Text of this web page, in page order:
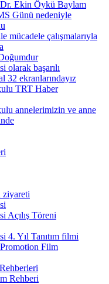
Ekin Öykü Baylam
Günü nedeniyle
mücadele çalışmalarıyla
olarak başarılı
32 ekranlarındayız
TRT Haber
annelerimizin ve anne
ziyareti
Açılış Töreni
4. Yıl Tanıtım filmi
Film
Rehberi